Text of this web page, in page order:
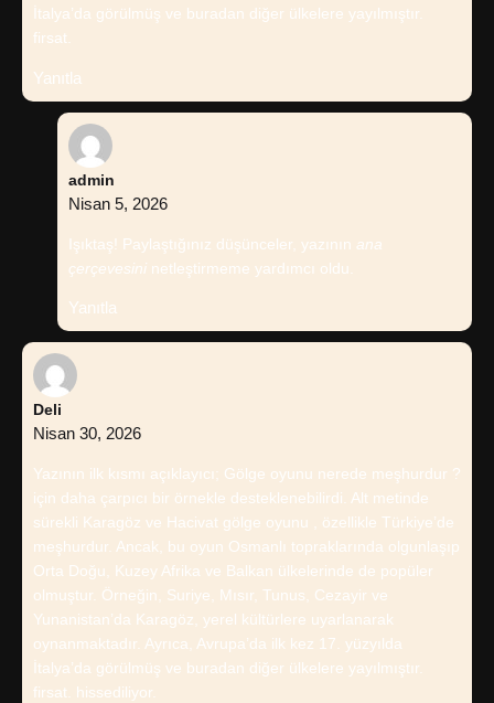
İtalya’da görülmüş ve buradan diğer ülkelere yayılmıştır.
firsat.
Yanıtla
admin
Nisan 5, 2026
Işıktaş! Paylaştığınız düşünceler, yazının ana
çerçevesini netleştirmeme yardımcı oldu.
Yanıtla
Deli
Nisan 30, 2026
Yazının ilk kısmı açıklayıcı; Gölge oyunu nerede meşhurdur ?
için daha çarpıcı bir örnekle desteklenebilirdi. Alt metinde
sürekli Karagöz ve Hacivat gölge oyunu , özellikle Türkiye’de
meşhurdur. Ancak, bu oyun Osmanlı topraklarında olgunlaşıp
Orta Doğu, Kuzey Afrika ve Balkan ülkelerinde de popüler
olmuştur. Örneğin, Suriye, Mısır, Tunus, Cezayir ve
Yunanistan’da Karagöz, yerel kültürlere uyarlanarak
oynanmaktadır. Ayrıca, Avrupa’da ilk kez 17. yüzyılda
İtalya’da görülmüş ve buradan diğer ülkelere yayılmıştır.
firsat. hissediliyor.